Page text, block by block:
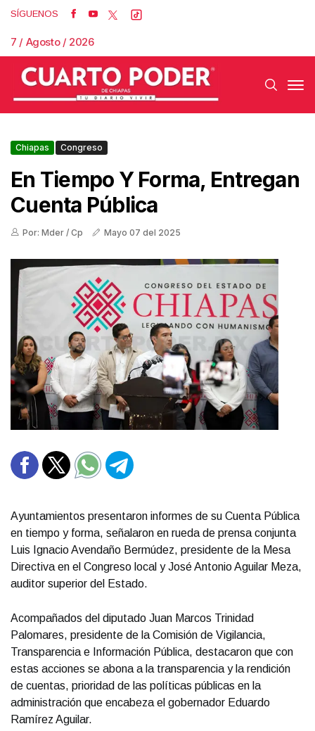
SÍGUENOS
7 / Agosto / 2026
Chiapas Congreso
En Tiempo Y Forma, Entregan
Cuenta Pública
Por: Mder / Cp Mayo 07 del 2025
Ayuntamientos presentaron informes de su Cuenta Pública
en tiempo y forma, señalaron en rueda de prensa conjunta
Luis Ignacio Avendaño Bermúdez, presidente de la Mesa
Directiva en el Congreso local y José Antonio Aguilar Meza,
auditor superior del Estado.
Acompañados del diputado Juan Marcos Trinidad
Palomares, presidente de la Comisión de Vigilancia,
Transparencia e Información Pública, destacaron que con
estas acciones se abona a la transparencia y la rendición
de cuentas, prioridad de las políticas públicas en la
administración que encabeza el gobernador Eduardo
Ramírez Aguilar.